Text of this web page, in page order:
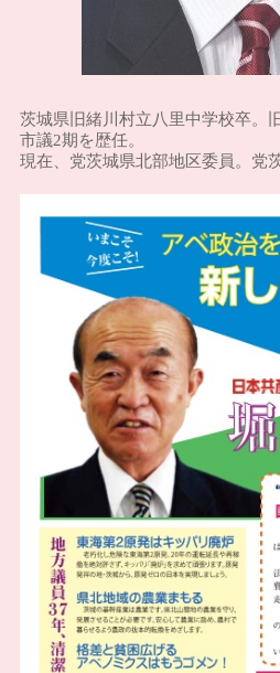
茨城県旧緒川村立八里中学校卒。
市議2期を歴任。
現在、党茨城県北部地区委員。党